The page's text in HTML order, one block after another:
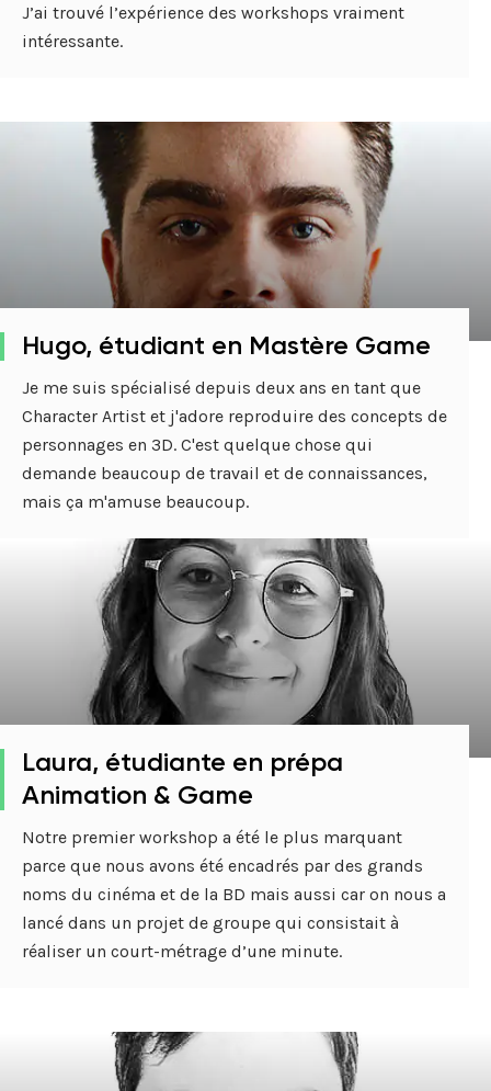
J’ai trouvé l’expérience des workshops vraiment
intéressante.
Hugo, étudiant en Mastère Game
Je me suis spécialisé depuis deux ans en tant que
Character Artist et j'adore reproduire des concepts de
personnages en 3D. C'est quelque chose qui
demande beaucoup de travail et de connaissances,
mais ça m'amuse beaucoup.
Laura, étudiante en prépa
Animation & Game
Notre premier workshop a été le plus marquant
parce que nous avons été encadrés par des grands
noms du cinéma et de la BD mais aussi car on nous a
lancé dans un projet de groupe qui consistait à
réaliser un court-métrage d’une minute.